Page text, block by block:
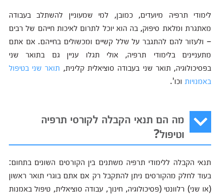
לימודי תרפיה מיועדים, כמובן, למי שמעוניין להשתלב בעבודה
מאתגרת ומלאת סיפוק, בה הוא יוכל לתרום לאיכות חייהם של רבים
– ולעזור להם להתגבר על שלל קשיים ומכשולים בחייהם. אם אתם
מתעניינים בלימודי תרפיה, אולי תגלו עניין גם בתואר שני
בפסיכולוגיה, תואר שני בעבודה סוציאלית קלינית, תואר שני בטיפול
באמנויותוכו'.
מה הם תנאי הקבלה לקורסי תרפיה
וטיפול?
תנאי הקבלה ללימודי תרפיה משתנים בין הקורסים השונים בתחום:
בעוד לחלק מהקורסים ניתן להתקבל רק אם אתם בוגרי תואר ראשון
(או שני) רלוונטי (פסיכולוגיה, חינוך, עבודה סוציאלית, טיפול באמנות